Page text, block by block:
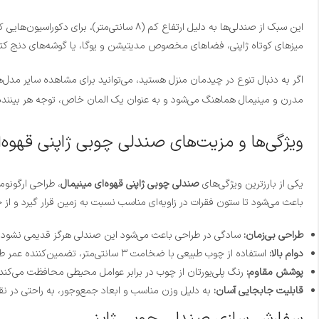
این سبک از صندلی‌ها به دلیل ارتفاع کم (۸ سانتی‌متر)، برای دکوراسیون‌هایی که بر پایه “زندگی نزدیک به زمین” (Low Living) طراحی شده‌اند، ایده‌آل هستند.
میزهای کوتاه ژاپنی، فضاهای مخصوص مدیتیشن و یوگا، یا گوشه‌های دنج
اگر به دنبال تنوع در چیدمان منزل هستید، می‌توانید برای مشاهده سایر
مدرن و مینیمال هماهنگ می‌شود و به عنوان یک المان خاص، توجه هر
ویژگی‌ها و مزیت‌های صندلی چوبی ژاپنی
یکی از بارزترین ویژگی‌هایصندلی چوبی ژاپنی قهوه‌ای مینیمال
باعث می‌شود تا ستون فقرات در زاویه‌ای مناسب نسبت به زمین قرار گیرد و
طراحی بی‌زمان: سادگی در طراحی باعث می‌شود این صندلی هرگز قدیمی
دوام بالا: استفاده از چوب طبیعی با ضخامت ۳ سانتی‌متر، تضمین‌کننده عمر طولانی محصول است.
پوشش مقاوم: رنگ پلی‌یورتان از چوب در برابر عوامل محیطی محافظت
قابلیت جابجایی آسان: به دلیل وزن مناسب و ابعاد جمع‌وجور، به راحتی در